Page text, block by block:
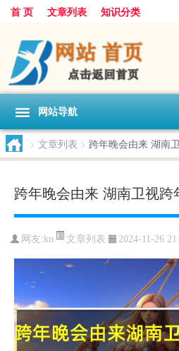
首 页 文章列表 知识分类
网站导航
> 文章列表 > 跨年晚会由来 湖南
跨年晚会由来 湖南卫视
网友:kn 文章列表 2024-11-26